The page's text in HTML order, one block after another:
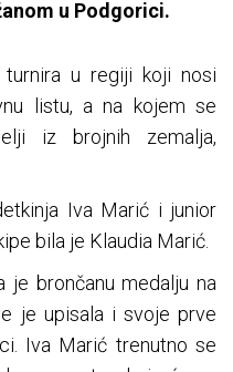
u Podgorici.
u regiji koji nosi
listu, a na kojem se
iz brojnih zemalja,
Iva Marić i junior
bila je Klaudia Marić.
je brončanu medalju na
je upisala i svoje prve
Iva Marić trenutno se